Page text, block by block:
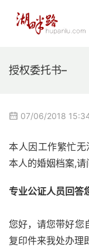
授权委托书–
07/06/2018
本人因工作繁忙
本人的婚姻档案,
专业公证人员回答
您好，请您带好您
复印件来我处办理